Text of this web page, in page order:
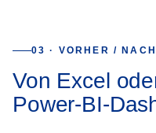
03 · VORHER /
Von Excel
Power-BI-
Power BI